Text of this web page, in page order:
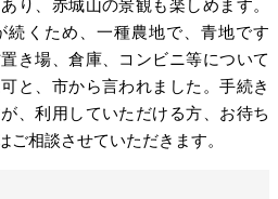
り、赤城山の景観も楽しめます。
くため、一種農地で、青地です
き場、倉庫、コンビニ等について
と、市から言われました。手続き
、利用していただける方、お待ち
相談させていただきます。